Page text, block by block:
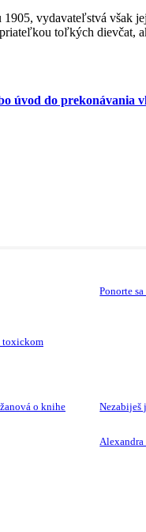
vydavateľstvá však
toľkých dievčat,
úvod do prekonávania
Ponorte
toxickom
o knihe
Nezabiješ
Alexandra